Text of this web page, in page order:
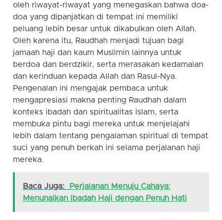
oleh riwayat-riwayat yang menegaskan bahwa doa-
doa yang dipanjatkan di tempat ini memiliki
peluang lebih besar untuk dikabulkan oleh Allah.
Oleh karena itu, Raudhah menjadi tujuan bagi
jamaah haji dan kaum Muslimin lainnya untuk
berdoa dan berdzikir, serta merasakan kedamaian
dan kerinduan kepada Allah dan Rasul-Nya.
Pengenalan ini mengajak pembaca untuk
mengapresiasi makna penting Raudhah dalam
konteks ibadah dan spiritualitas Islam, serta
membuka pintu bagi mereka untuk menjelajahi
lebih dalam tentang pengalaman spiritual di tempat
suci yang penuh berkah ini selama perjalanan haji
mereka.
Baca Juga:
Perjalanan Menuju Cahaya:
Menunaikan Ibadah Haji dengan Penuh Hati